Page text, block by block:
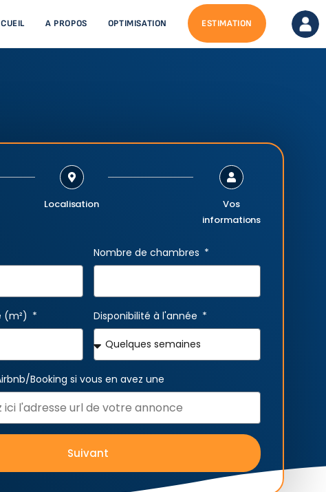
A PROPOS OPTIMISATION ESTIMATION
Localisation
Vos
informations
Nombre de chambres
(m²) Disponibilité à l'année
Booking si vous en avez une
Suivant